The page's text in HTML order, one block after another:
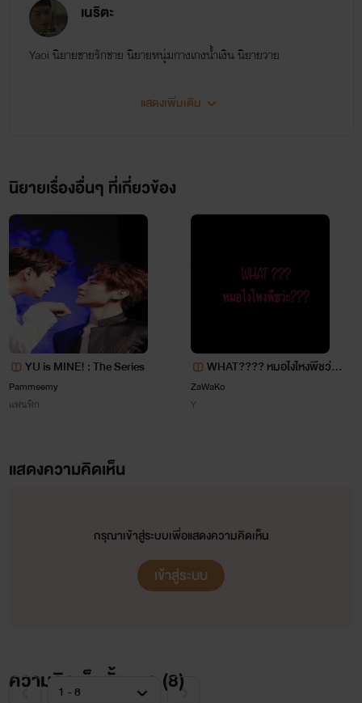
เนริตะ
Yaoi นิยายชายรักชาย นิยายหนุ่มกางเกงน้ำเงิน นิยายวาย
แสดงเพิ่มเติม
นิยายเรื่องอื่นๆ ที่เกี่ยวข้อง
YU is MINE! : The Series
Pammeemy
แฟนฟิก
WHAT???? หมอไงไหงพืชว่
ะ????
ZaWaKo
Y
แสดงความคิดเห็น
กรุณาเข้าสู่ระบบเพื่อแสดงความคิดเห็น
เข้าสู่ระบบ
ความคิดเห็นทั้งหมด (8)